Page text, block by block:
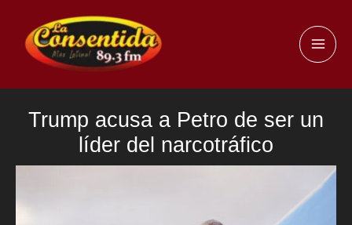
contenido
Trump acusa a Petro de ser un
líder del narcotráfico